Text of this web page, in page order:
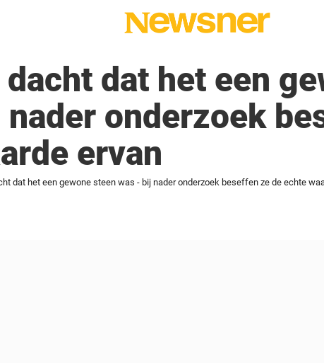
dat het een
onderzoek
ervan
dat het een gewone steen was - bij nader onderzoek beseffen ze de echte